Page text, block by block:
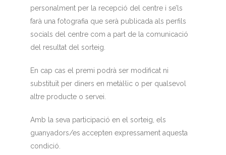
personalment per la recepció del centre i se’ls
farà una fotografia que serà publicada als perfils
socials del centre com a part de la comunicació
del resultat del sorteig.
En cap cas el premi podrà ser modificat ni
substituït per diners en metàl·lic o per qualsevol
altre producte o servei.
Amb la seva participació en el sorteig, els
guanyadors/es accepten expressament aquesta
condició.